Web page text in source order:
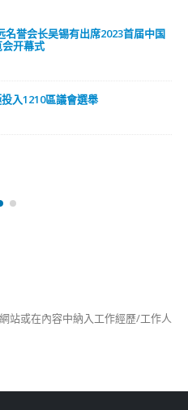
名誉会长吴锡有出席2023首届中国
开幕式
入1210區議會選舉
站或在內容中納入工作經歷/工作人